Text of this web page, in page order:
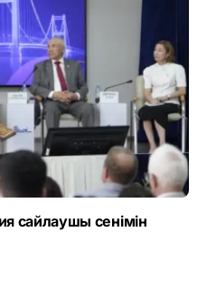
сайлаушы сенімін